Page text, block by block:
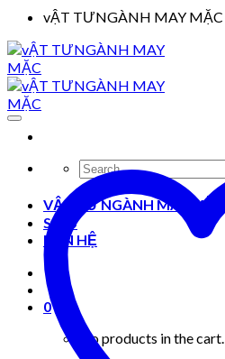
vẬT TƯNGÀNH MAY MẶC
Search
for:
VẬT TƯ NGÀNH MAY MẶC
Shop
LIÊN HỆ
0
No products in the cart.